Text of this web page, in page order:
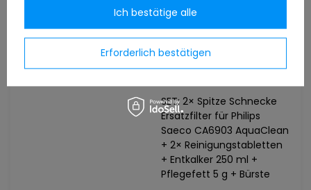
zu Einkaufsliste hinzufügen
In den
Warenkorb
SET: 2× Spitze Schnecke
Ersatzfilter für Philips
Saeco CA6903 AquaClean
+ 2× Reinigungstabletten
+ Entkalker 250 ml +
Pflegefett 5 g + Bürste
Erforderlich bestätigen
Ich bestätige alle